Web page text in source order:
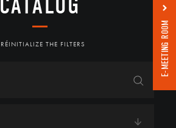
RÉINITIALIZE THE FILTERS E-MEETING ROOM